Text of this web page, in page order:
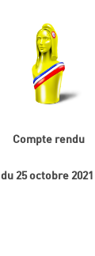
Compte rendu
du 25 octobre 2021